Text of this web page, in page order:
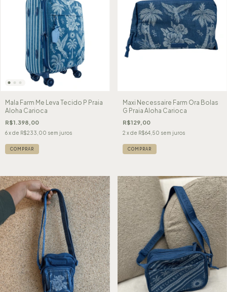
Mala Farm Me Leva Tecido P Praia
Aloha Carioca
R$1.398,00
6x de R$233,00 sem juros
Maxi Necessaire Farm Ora Bolas
G Praia Aloha Carioca
R$129,00
2 x de R$64,50 sem juros